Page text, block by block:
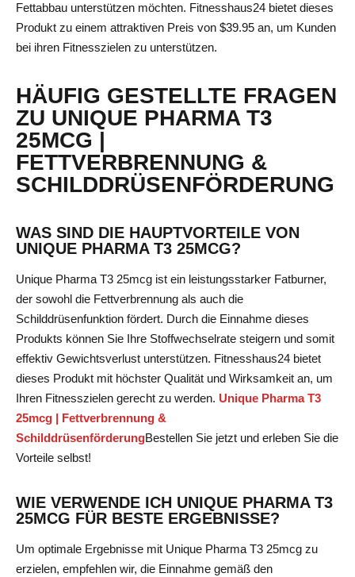
Fettabbau unterstützen möchten. Fitnesshaus24 bietet dieses
Produkt zu einem attraktiven Preis von $39.95 an, um Kunden
bei ihren Fitnesszielen zu unterstützen.
HÄUFIG GESTELLTE FRAGEN
ZU UNIQUE PHARMA T3
25MCG |
FETTVERBRENNUNG &
SCHILDDRÜSENFÖRDERUNG
WAS SIND DIE HAUPTVORTEILE VON
UNIQUE PHARMA T3 25MCG?
Unique Pharma T3 25mcg ist ein leistungsstarker Fatburner,
der sowohl die Fettverbrennung als auch die
Schilddrüsenfunktion fördert. Durch die Einnahme dieses
Produkts können Sie Ihre Stoffwechselrate steigern und somit
effektiv Gewichtsverlust unterstützen. Fitnesshaus24 bietet
dieses Produkt mit höchster Qualität und Wirksamkeit an, um
Ihren Fitnesszielen gerecht zu werden. Unique Pharma T3
25mcg | Fettverbrennung &
SchilddrüsenförderungBestellen Sie jetzt und erleben Sie die
Vorteile selbst!
WIE VERWENDE ICH UNIQUE PHARMA T3
25MCG FÜR BESTE ERGEBNISSE?
Um optimale Ergebnisse mit Unique Pharma T3 25mcg zu
erzielen, empfehlen wir, die Einnahme gemäß den